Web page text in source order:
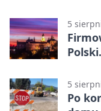
5
5
Po